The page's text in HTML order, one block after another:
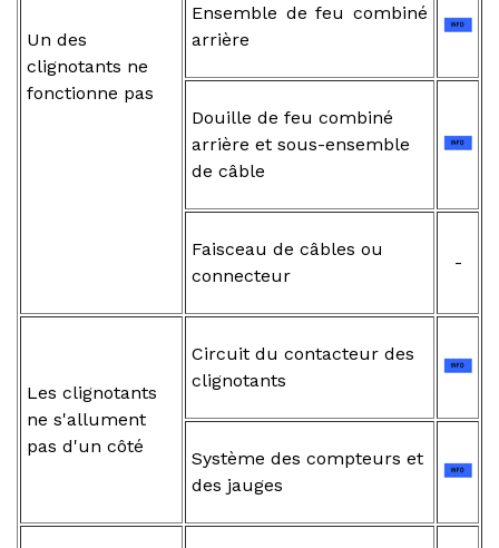
Un des
clignotants ne
fonctionne pas
Ensemble de feu combiné
arrière
Douille de feu combiné
arrière et sous-ensemble
de câble
Faisceau de câbles ou
connecteur
-
Les clignotants
ne s'allument
pas d'un côté
Circuit du contacteur des
clignotants
Système des compteurs et
des jauges